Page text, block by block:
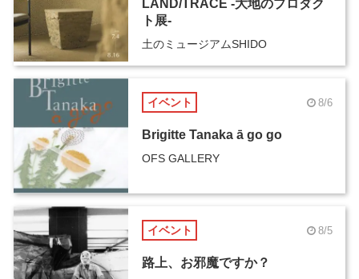
LAND/TRACE -大地のプロダク
ト展-
土のミュージアムSHIDO
イベント 8/6
Brigitte Tanaka ā go go
OFS GALLERY
イベント 8/5
路上、お邪魔ですか？